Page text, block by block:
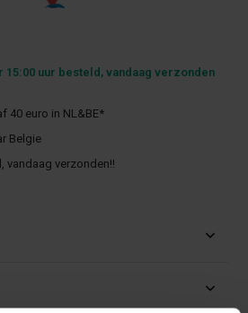
15:00 uur besteld, vandaag verzonden
40 euro in NL&BE*
Belgie
vandaag verzonden!!